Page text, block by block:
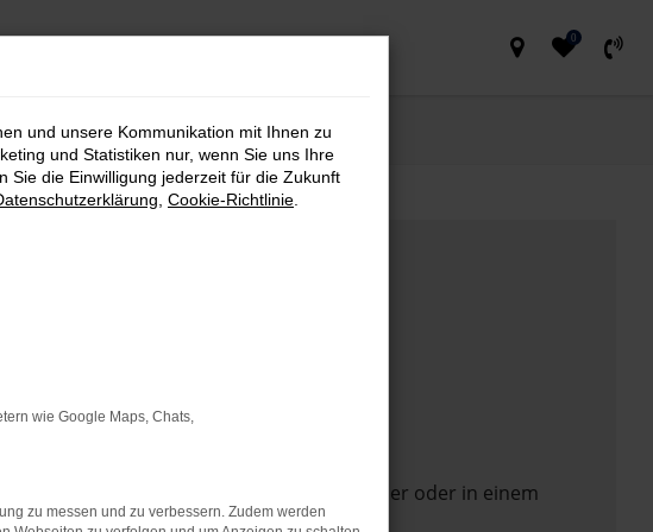
0
die Seite in einem anderen Browser oder in einem
und unsere Kommunikation mit Ihnen zu
und Statistiken nur, wenn Sie uns Ihre
Sie die Einwilligung jederzeit für die Zukunft
Cookie-Richtlinie
wie Google Maps, Chats,
zu messen und zu verbessern. Zudem werden